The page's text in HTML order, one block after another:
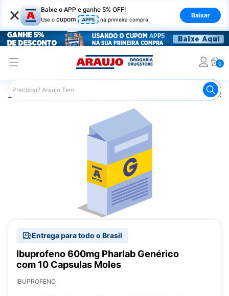
× Baixe o APP e ganhe 5% OFF!
Use o cupom APP5 na primeira compra
Baixar
0
Araujo Medicamentos Remédios para Alergias e
Entrega para todo o Brasil
Ibuprofeno 600mg Pharlab Genérico
com 10 Capsulas Moles
IBUPROFENO